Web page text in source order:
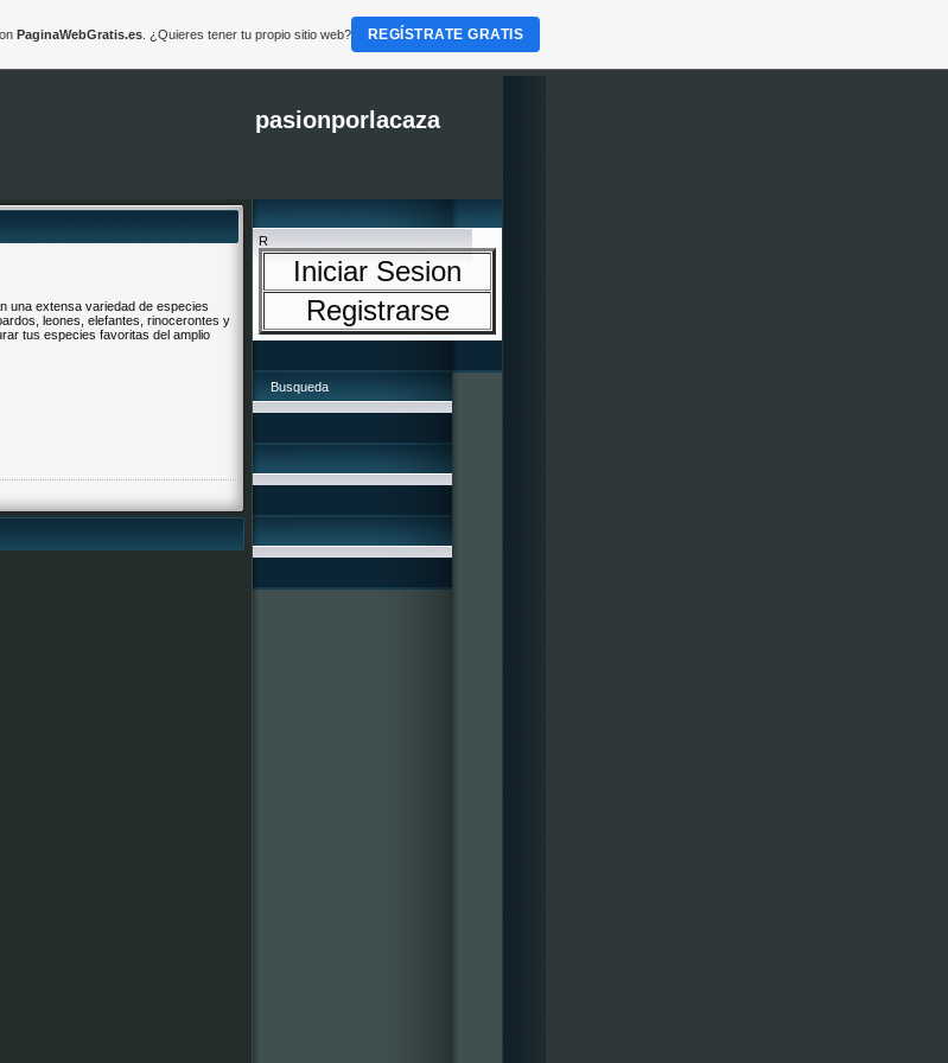
pasionporlacaza
una extensa variedad de especies
leones, elefantes, rinocerontes y
tus especies favoritas del amplio
R
Iniciar Sesion
Registrarse
Busqueda
PaginaWebGratis.es. ¿Quieres tener tu propio sitio web? REGÍSTRATE GRATIS